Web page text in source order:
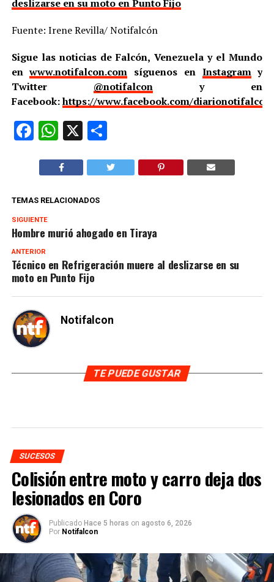
deslizarse en su moto en Punto Fijo
Fuente: Irene Revilla/ Notifalcón
Sigue las noticias de Falcón, Venezuela y el Mundo
enwww.notifalcon.com síguenos en Instagramy
Twitter @notifalcony en
Facebook:https://www.facebook.com/
Facebook
WhatsApp
X Compartir
TEMAS RELACIONADOS
SIGUIENTE
Hombre murió ahogado en Tiraya
ANTERIOR
Técnico en Refrigeración muere al deslizarse en su
moto en Punto Fijo
Notifalcon
TE PUEDE GUSTAR
SUCESOS
Colisión entre moto y carro deja dos
lesionados en Coro
Publicado Hace 5 horas on agosto 6, 2026
Por Notifalcon